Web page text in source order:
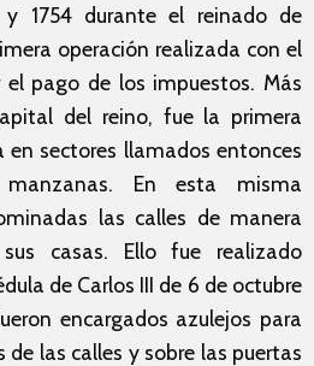
y 1754 durante el reinado de
operación realizada con el
pago de los impuestos. Más
del reino, fue la primera
en sectores llamados entonces
En esta misma
las calles de manera
casas. Ello fue realizado
de Carlos III de 6 de octubre
encargados azulejos para
de las calles y sobre las puertas